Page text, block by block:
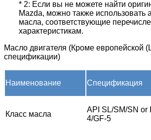
* 2: Если вы не можете найти
Mazda, можно также использовать
масла, соответствующие
характеристикам.
Масло двигателя (Кроме европейской
спецификации)
Наименование Спецификация
Класс масла
API SL/SM/SN or
4/GF-5